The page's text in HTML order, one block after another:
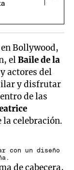
Bollywood,
elBailedela
actores del
y disfrutar
de las
la celebración.
con un diseño
de cabecera,